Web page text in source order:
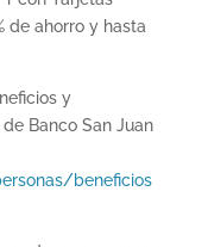
de ahorro y hasta
y
Banco San Juan
beneficios